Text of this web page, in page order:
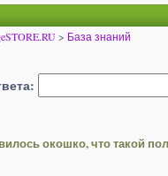
> База знаний
окошко, что такой